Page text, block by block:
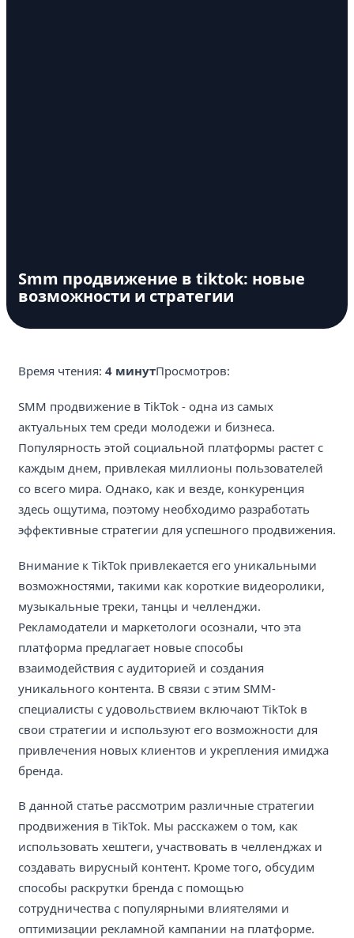
Smm продвижение в tiktok: новые
возможности и стратегии
Время чтения: 4 минутПросмотров:
SMM продвижение в TikTok - одна из самых
актуальных тем среди молодежи и бизнеса.
Популярность этой социальной платформы растет с
каждым днем, привлекая миллионы пользователей
со всего мира. Однако, как и везде, конкуренция
здесь ощутима, поэтому необходимо разработать
эффективные стратегии для успешного продвижения.
Внимание к TikTok привлекается его уникальными
возможностями, такими как короткие видеоролики,
музыкальные треки, танцы и челленджи.
Рекламодатели и маркетологи осознали, что эта
платформа предлагает новые способы
взаимодействия с аудиторией и создания
уникального контента. В связи с этим SMM-
специалисты с удовольствием включают TikTok в
свои стратегии и используют его возможности для
привлечения новых клиентов и укрепления имиджа
бренда.
В данной статье рассмотрим различные стратегии
продвижения в TikTok. Мы расскажем о том, как
использовать хештеги, участвовать в челленджах и
создавать вирусный контент. Кроме того, обсудим
способы раскрутки бренда с помощью
сотрудничества с популярными влиятелями и
оптимизации рекламной кампании на платформе.